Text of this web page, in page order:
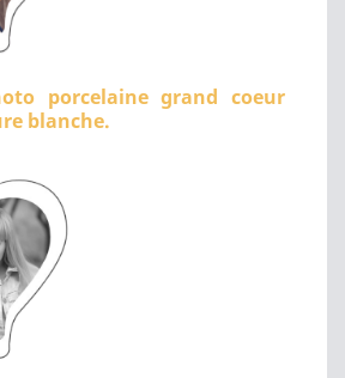
porcelaine grand coeur
blanche.